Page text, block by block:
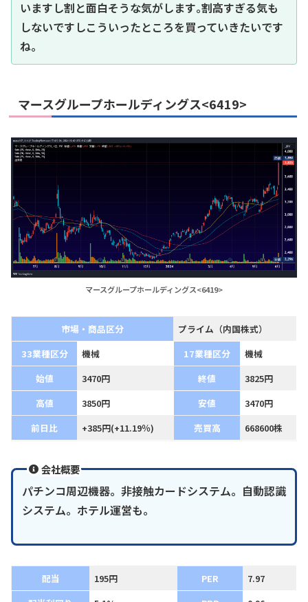
いますし割と面白そうな気がします｡割高すぎる気も
しないですしこういったところを買っていきたいです
ね｡
マースグループホールディングス<6419>
マースグループホールディングス<6419>
市場・商品区分
プライム（内国株式）
33業種区分
機械 17業種区分
機械
始値
3470円 終値
3825円
高値
3850円 安値
3470円
前日比
+385円(+11.19％) 売買高 668600株
会社概要
パチンコ周辺機器。非接触カードシステム。自動認識
システム。ホテル運営も。
配当 195円 PER
7.97